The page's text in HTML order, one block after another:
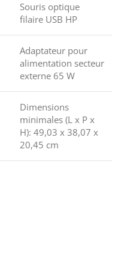
Souris optique
filaire USB HP
Adaptateur pour
alimentation secteur
externe 65 W
Dimensions
minimales (L x P x
H): 49,03 x 38,07 x
20,45 cm